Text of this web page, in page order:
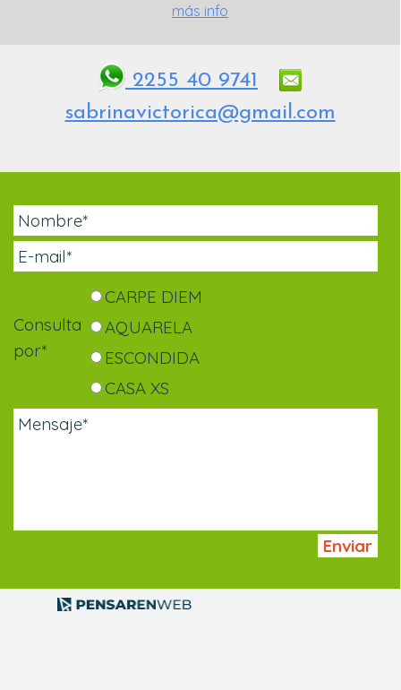
más info
2255 40 9741
sabrinavictorica@gmail.com
Consulta
por*
CARPE DIEM
AQUARELA
ESCONDIDA
CASA XS